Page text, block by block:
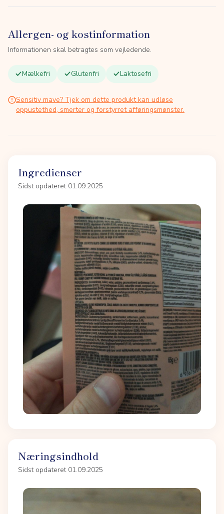
Allergen- og kostinformation
Informationen skal betragtes som vejledende.
Mælkefri Glutenfri Laktosefri
Sensitiv mave? Tjek om dette produkt kan udløse
oppustethed, smerter og forstyrret afføringsmønster.
Ingredienser
Sidst opdateret 01.09.2025
Næringsindhold
Sidst opdateret 01.09.2025